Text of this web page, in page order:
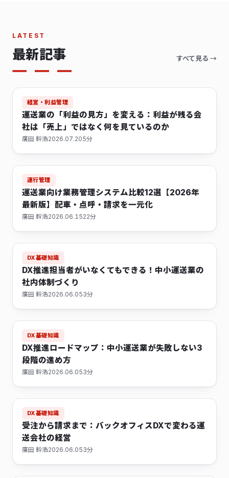
LATEST
最新記事 すべて見る →
経営・利益管理
運送業の「利益の見方」を変える：利益が残る会
社は「売上」ではなく何を見ているのか
廣田 幹浩2026.07.205分
運行管理
運送業向け業務管理システム比較12選【2026年
最新版】配車・点呼・請求を一元化
廣田 幹浩2026.06.1522分
DX基礎知識
DX推進担当者がいなくてもできる！中小運送業の
社内体制づくり
廣田 幹浩2026.06.053分
DX基礎知識
DX推進ロードマップ：中小運送業が失敗しない3
段階の進め方
廣田 幹浩2026.06.053分
DX基礎知識
受注から請求まで：バックオフィスDXで変わる運
送会社の経営
廣田 幹浩2026.06.053分